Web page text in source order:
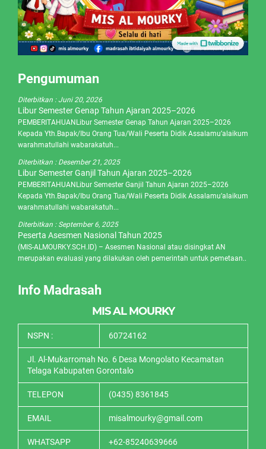
Pengumuman
Diterbitkan :Juni 20, 2026
Libur Semester Genap Tahun Ajaran 2025–2026
PEMBERITAHUANLibur Semester Genap Tahun Ajaran 2025–2026
Kepada Yth.Bapak/Ibu Orang Tua/Wali Peserta Didik Assalamu’alaikum
warahmatullahi wabarakatuh...
Diterbitkan : Desember 21, 2025
Libur Semester Ganjil Tahun Ajaran 2025–2026
PEMBERITAHUANLibur Semester Ganjil Tahun Ajaran 2025–2026
Kepada Yth.Bapak/Ibu Orang Tua/Wali Peserta Didik Assalamu’alaikum
warahmatullahi wabarakatuh...
Diterbitkan : September 6, 2025
Peserta Asesmen Nasional Tahun 2025
(MIS-ALMOURKY.SCH.ID) – Asesmen Nasional atau disingkat AN
merupakan evaluasi yang dilakukan oleh pemerintah untuk pemetaan..
Info Madrasah
MIS AL MOURKY
NSPN : 60724162
Jl. Al-Mukarromah No. 6 Desa Mongolato Kecamatan
Telaga Kabupaten Gorontalo
TELEPON (0435) 8361845
EMAIL misalmourky@gmail.com
WHATSAPP +62-85240639666